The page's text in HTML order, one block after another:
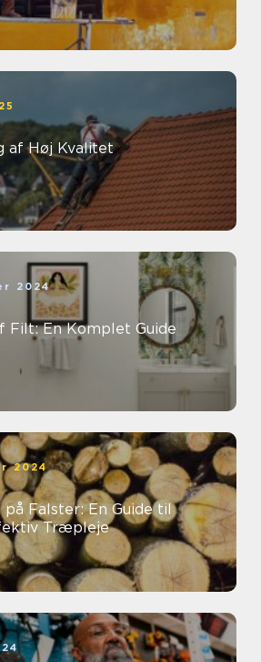
af Høj Kvalitet
2024
Filt: En Komplet Guide
2024
Falster: En Guide til
Træpleje